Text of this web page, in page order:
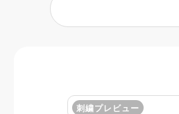
刺繍プレビュー